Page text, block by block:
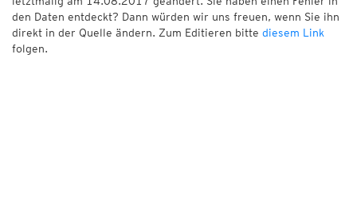
den Daten entdeckt? Dann würden wir uns freuen, wenn Sie ihn
direkt in der Quelle ändern. Zum Editieren bitte diesem Link
folgen.